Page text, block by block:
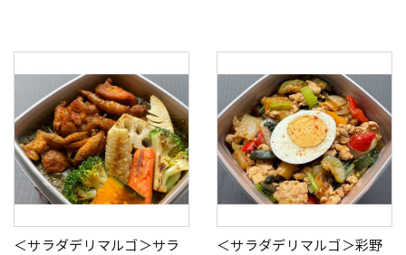
＜サラダデリマルゴ＞サラ
＜サラダデリマルゴ＞彩野